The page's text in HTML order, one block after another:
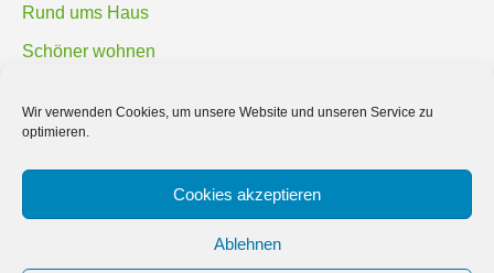
Wir verwenden Cookies, um unsere Website und unseren Service zu
optimieren.
Cookies akzeptieren
Ablehnen
Rund ums Haus
Schöner wohnen